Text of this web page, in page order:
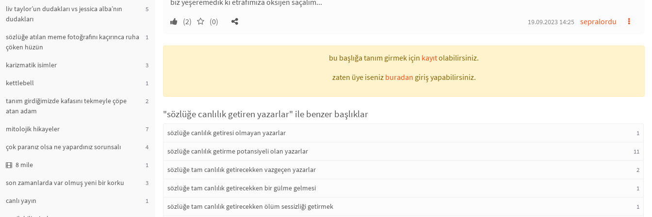
liv taylor’un dudakları vs jessica alba’nın
dudakları
5
sözlüğe atılan meme fotoğrafını kaçırınca ruha
çöken hüzün
1
karizmatik isimler 3
kettlebell 1
tanım girdiğimizde kafasını tekmeyle çöpe
atan adam
2
mitolojik hikayeler 7
çok paranız olsa ne yapardınız sorunsalı 4
8 mile 1
son zamanlarda var olmuş yeni bir korku 3
canlı yayın 1
biz yeşeremedik ki etrafımıza oksijen saçalım...
(2)
(0) sepralordu
19.09.2023 14:25
bu başlığa tanım girmek için kayıtolabilirsiniz.
zaten üye iseniz buradan giriş yapabilirsiniz.
"sözlüğe canlılık getiren yazarlar" ile benzer başlıklar
sözlüğe canlılık getiresi olmayan yazarlar 1
sözlüğe canlılık getirme potansiyeli olan yazarlar 11
sözlüğe tam canlılık getirecekken vazgeçen yazarlar 2
sözlüğe tam canlılık getirecekken bir gülme gelmesi 1
sözlüğe tam canlılık getirecekken ölüm sessizliği getirmek 1